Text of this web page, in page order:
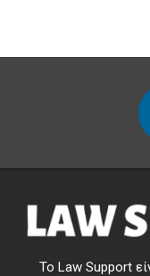
Το Law Support